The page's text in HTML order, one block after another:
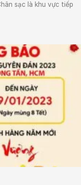
sạc là khu vực tiếp